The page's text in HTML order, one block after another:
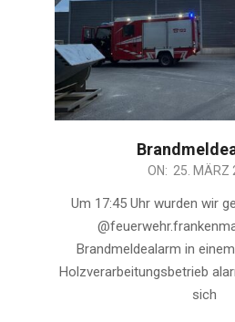
ON: 25. MÄRZ
Um 17:45 Uhr wurden wir
Brandmeldealarm in
Holzverarbeitungsbetrieb
sich